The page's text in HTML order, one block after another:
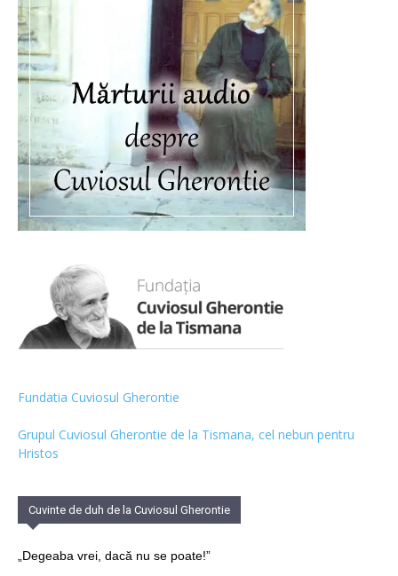
Fundatia Cuviosul Gherontie
Grupul Cuviosul Gherontie de la Tismana, cel nebun pentru
Hristos
Cuvinte de duh de la Cuviosul Gherontie
„Degeaba vrei, dacă nu se poate!”